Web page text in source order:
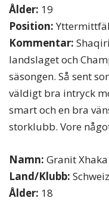
Ålder: 19
Position:
Kommentar:
landslaget och
säsongen. Så sent
väldigt bra intryck
smart och en bra
storklubb. Vore
Namn: Granit Xhaka
Land/Klubb:
Ålder: 18